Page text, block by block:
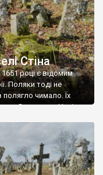
Стіна
році є відомим
Поляки тоді не
чимало. Їх
Замковим. Нині на
де епітафії стер […]